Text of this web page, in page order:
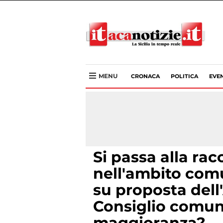
MENU CRONACA POLITICA
Si passa alla
nell'ambito
su proposta
Consiglio